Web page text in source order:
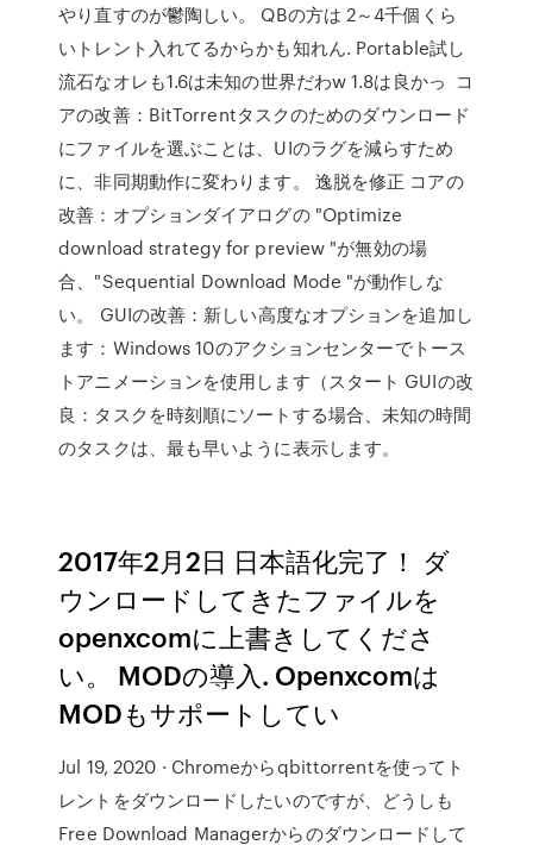
やり直すのが鬱陶しい。 QBの方は 2～4千個くら
いトレント入れてるからかも知れん. Portable試し
流石なオレも1.6は未知の世界だわw 1.8は良かっ コ
アの改善：BitTorrentタスクのためのダウンロード
にファイルを選ぶことは、UIのラグを減らすため
に、非同期動作に変わります。 逸脱を修正 コアの
改善：オプションダイアログの "Optimize
download strategy for preview "が無効の場
合、"Sequential Download Mode "が動作しな
い。 GUIの改善：新しい高度なオプションを追加し
ます：Windows 10のアクションセンターでトース
トアニメーションを使用します（スタート GUIの改
良：タスクを時刻順にソートする場合、未知の時間
のタスクは、最も早いように表示します。
2017年2月2日 日本語化完了！ ダ
ウンロードしてきたファイルを
openxcomに上書きしてくださ
い。 MODの導入. Openxcomは
MODもサポートしてい
Jul 19, 2020 · Chromeからqbittorrentを使ってト
レントをダウンロードしたいのですが、どうしも
Free Download Managerからのダウンロードして